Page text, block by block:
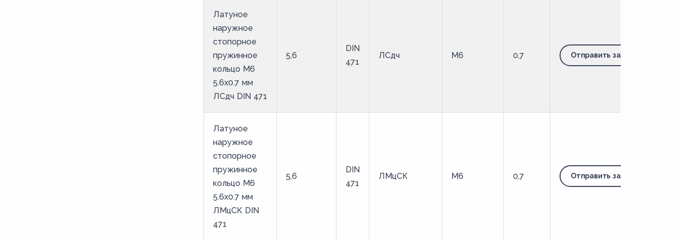
Латуное
наружное
стопорное
пружинное
кольцо M6
5.6х0.7 мм
ЛСдч DIN 471
5,6
DIN
471
ЛСдч M6 0,7 Отправить запрос
Латуное
наружное
стопорное
пружинное
кольцо M6
5.6х0.7 мм
ЛМцСК DIN
471
5,6
DIN
471
ЛМцСК M6 0,7 Отправить запрос